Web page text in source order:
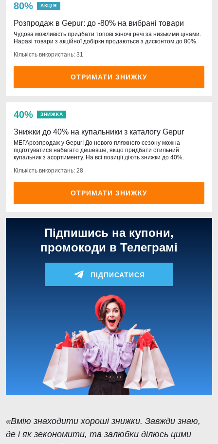
80% АКЦІЯ
Розпродаж в Gepur: до -80% на вибрані товари
Чудова можливість придбати топові жіночі речі за низькими цінами.
Наразі товари з акційної добірки продаються з дисконтом до 80%.
Кількість використань: 31
ОТРИМАТИ ЗНИЖКУ
40% ЗНИЖКА
Знижки до 40% на купальники з каталогу Gepur
МЕГАрозпродаж у Gepur! До нового пляжного сезону можна
підготуватися набагато дешевше, якщо придбати стильний
купальник з асортименту. На всі позиції діють знижки до 40%.
Кількість використань: 28
ОТРИМАТИ ЗНИЖКУ
Підпишись на купони,
промокоди в Телеграмі
ПІДПИСАТИСЯ
«Вмію знаходити хороші знижки. Завжди знаю,
де і як зекономити, та залюбки ділюсь цими